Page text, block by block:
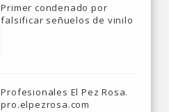
Primer condenado por
falsificar señuelos de vinilo
Profesionales El Pez Rosa.
pro.elpezrosa.com